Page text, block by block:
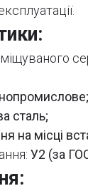
сталь;
на місці
У2 (за